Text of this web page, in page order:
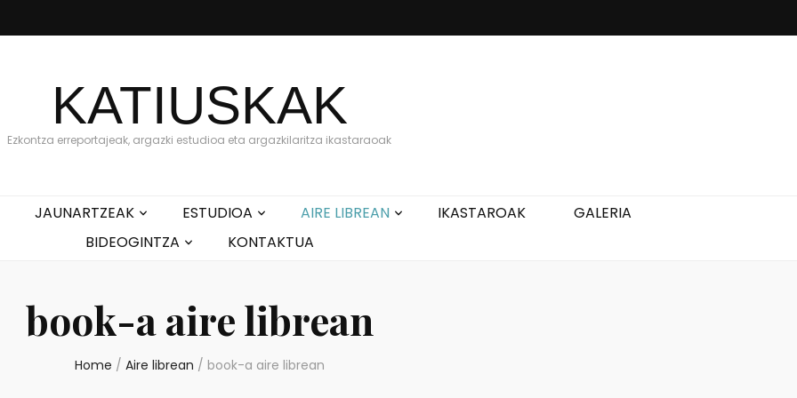
KATIUSKAK
Ezkontza erreportajeak, argazki estudioa eta argazkilaritza ikastaraoak
JAUNARTZEAK ESTUDIOA AIRE LIBREAN IKASTAROAK
GALERIA
BIDEOGINTZA
KONTAKTUA
book-a aire librean
Home / Aire librean / book-a aire librean